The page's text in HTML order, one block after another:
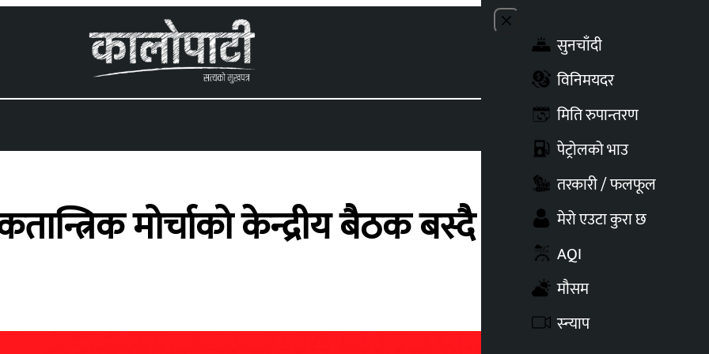
Close menu
सुनचाँदी
विनिमयदर
मिति रुपान्तरण
पेट्रोलको भाउ
तरकारी / फलफूल
मेरो एउटा कुरा छ
AQI
मौसम
स्न्याप
मोर्चाको केन्द्रीय बैठक बस्दै